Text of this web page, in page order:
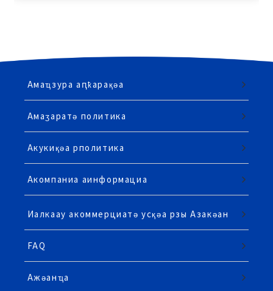
Амаҵзура аԥҟарақәа
Амаӡаратә политика
Акукиқәа рполитика
Акомпаниа аинформациа
Иалкаау акоммерциатә усқәа рзы Азакәан
FAQ
Ажәанҵа